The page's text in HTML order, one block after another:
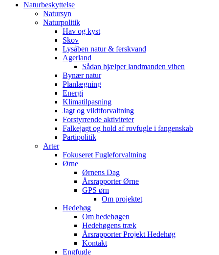
Naturbeskyttelse
Natursyn
Naturpolitik
Hav og kyst
Skov
Lysåben natur & ferskvand
Agerland
Sådan hjælper landmanden viben
Bynær natur
Planlægning
Energi
Klimatilpasning
Jagt og vildtforvaltning
Forstyrrende aktiviteter
Falkejagt og hold af rovfugle i fangenskab
Partipolitik
Arter
Fokuseret Fugleforvaltning
Ørne
Ørnens Dag
Årsrapporter Ørne
GPS ørn
Om projektet
Hedehøg
Om hedehøgen
Hedehøgens træk
Årsrapporter Projekt Hedehøg
Kontakt
Engfugle